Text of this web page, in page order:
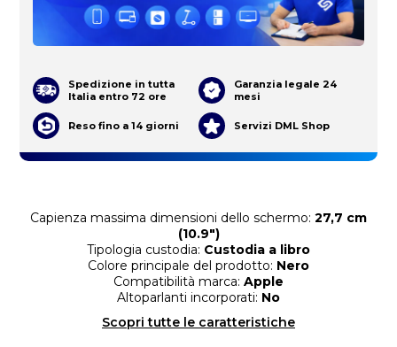
Capienza massima dimensioni dello schermo: 27,7 cm
(10.9")
Tipologia custodia: Custodia a libro
Colore principale del prodotto: Nero
Compatibilità marca: Apple
Altoparlanti incorporati: No
Scopri tutte le caratteristiche
Spedizione in tutta
Italia entro 72 ore
Garanzia legale 24
mesi
Reso fino a 14 giorni Servizi DML Shop